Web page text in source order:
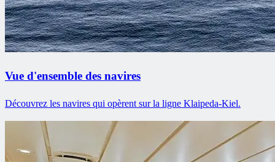
Vue d'ensemble des navires
Découvrez les navires qui opèrent sur la ligne Klaipeda-Kiel.